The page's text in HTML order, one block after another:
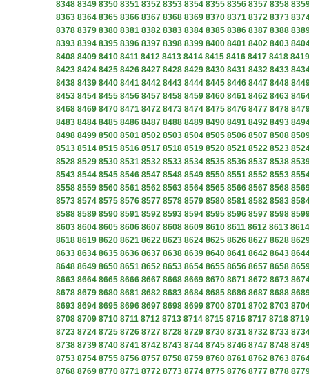
8348 8349 8350 8351 8352 8353 8354 8355 8356 8357 8358
8363 8364 8365 8366 8367 8368 8369 8370 8371 8372 8373
8378 8379 8380 8381 8382 8383 8384 8385 8386 8387 8388
8393 8394 8395 8396 8397 8398 8399 8400 8401 8402 8403
8408 8409 8410 8411 8412 8413 8414 8415 8416 8417 8418 8419
8423 8424 8425 8426 8427 8428 8429 8430 8431 8432 8433
8438 8439 8440 8441 8442 8443 8444 8445 8446 8447 8448
8453 8454 8455 8456 8457 8458 8459 8460 8461 8462 8463
8468 8469 8470 8471 8472 8473 8474 8475 8476 8477 8478
8483 8484 8485 8486 8487 8488 8489 8490 8491 8492 8493
8498 8499 8500 8501 8502 8503 8504 8505 8506 8507 8508
8513 8514 8515 8516 8517 8518 8519 8520 8521 8522 8523
8528 8529 8530 8531 8532 8533 8534 8535 8536 8537 8538
8543 8544 8545 8546 8547 8548 8549 8550 8551 8552 8553
8558 8559 8560 8561 8562 8563 8564 8565 8566 8567 8568
8573 8574 8575 8576 8577 8578 8579 8580 8581 8582 8583
8588 8589 8590 8591 8592 8593 8594 8595 8596 8597 8598
8603 8604 8605 8606 8607 8608 8609 8610 8611 8612 8613 8614
8618 8619 8620 8621 8622 8623 8624 8625 8626 8627 8628
8633 8634 8635 8636 8637 8638 8639 8640 8641 8642 8643
8648 8649 8650 8651 8652 8653 8654 8655 8656 8657 8658
8663 8664 8665 8666 8667 8668 8669 8670 8671 8672 8673
8678 8679 8680 8681 8682 8683 8684 8685 8686 8687 8688
8693 8694 8695 8696 8697 8698 8699 8700 8701 8702 8703
8708 8709 8710 8711 8712 8713 8714 8715 8716 8717 8718 8719
8723 8724 8725 8726 8727 8728 8729 8730 8731 8732 8733
8738 8739 8740 8741 8742 8743 8744 8745 8746 8747 8748
8753 8754 8755 8756 8757 8758 8759 8760 8761 8762 8763
8768 8769 8770 8771 8772 8773 8774 8775 8776 8777 8778